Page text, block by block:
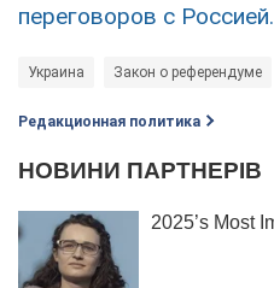
переговоров с Россией.
Украина Закон о референдуме
Редакционная политика